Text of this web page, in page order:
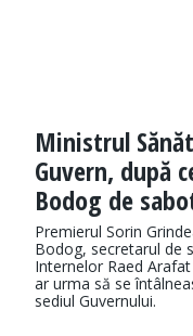
Ministrul
Guvern, după
Bodog de
Premierul Sorin
Bodog, secretarul de
Internelor Raed
ar urma să se
sediul Guvernului.